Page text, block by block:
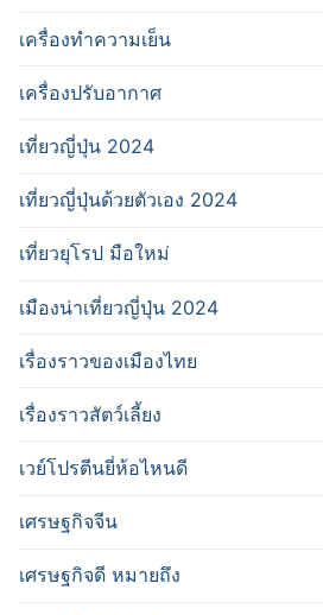
เครื่องทำความเย็น
เครื่องปรับอากาศ
เที่ยวญี่ปุ่น 2024
เที่ยวญี่ปุ่นด้วยตัวเอง 2024
เที่ยวยุโรป มือใหม่
เมืองน่าเที่ยวญี่ปุ่น 2024
เรื่องราวของเมืองไทย
เรื่องราวสัตว์เลี้ยง
เวย์โปรตีนยี่ห้อไหนดี
เศรษฐกิจจีน
เศรษฐกิจดี หมายถึง